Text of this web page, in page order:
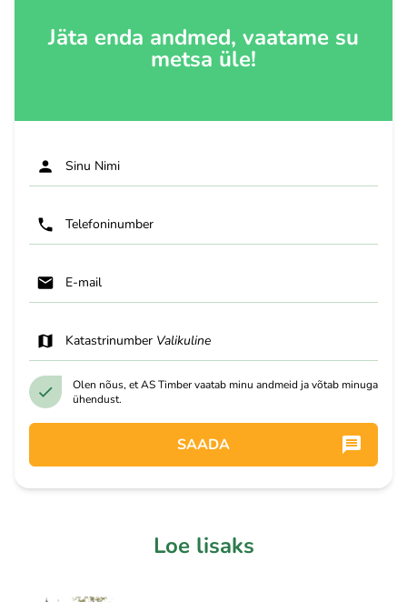
Jäta enda andmed, vaatame su
metsa üle!
Sinu Nimi
Telefoninumber
E-mail
Katastrinumber Valikuline
Olen nõus, et AS Timber vaatab minu andmeid ja võtab minuga
ühendust.
SAADA
Loe lisaks